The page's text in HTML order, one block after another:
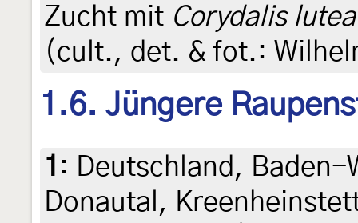
Zucht mit Corydalis lutea
(cult., det. & fot.:
1.6. Jüngere
1 : Deutschland, Baden-
Donautal,